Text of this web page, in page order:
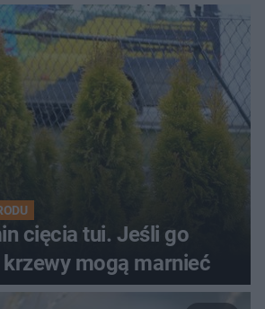
cięcia tui. Jeśli go
mogą marnieć